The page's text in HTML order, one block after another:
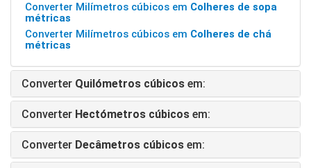
Converter Milímetros cúbicos em Colheres de sopa
métricas
Converter Milímetros cúbicos em Colheres de chá
métricas
Converter Quilómetros cúbicos em:
Converter Hectómetros cúbicos em:
Converter Decâmetros cúbicos em: